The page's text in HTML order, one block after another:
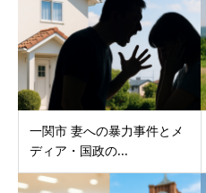
一関市 妻への暴力事件とメ
ディア・国政の...